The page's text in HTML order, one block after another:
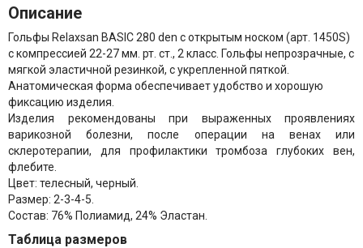
Описание
Гольфы Relaxsan BASIC 280 den с открытым носком (арт. 1450S)
с компрессией 22-27 мм. рт. ст., 2 класс. Гольфы непрозрачные, с
мягкой эластичной резинкой, с укрепленной пяткой.
Анатомическая форма обеспечивает удобство и хорошую
фиксацию изделия.
Изделия рекомендованы при выраженных проявлениях
варикозной болезни, после операции на венах или
склеротерапии, для профилактики тромбоза глубоких вен,
флебите.
Цвет: телесный, черный.
Размер: 2-3-4-5.
Состав: 76% Полиамид, 24% Эластан.
Таблица размеров